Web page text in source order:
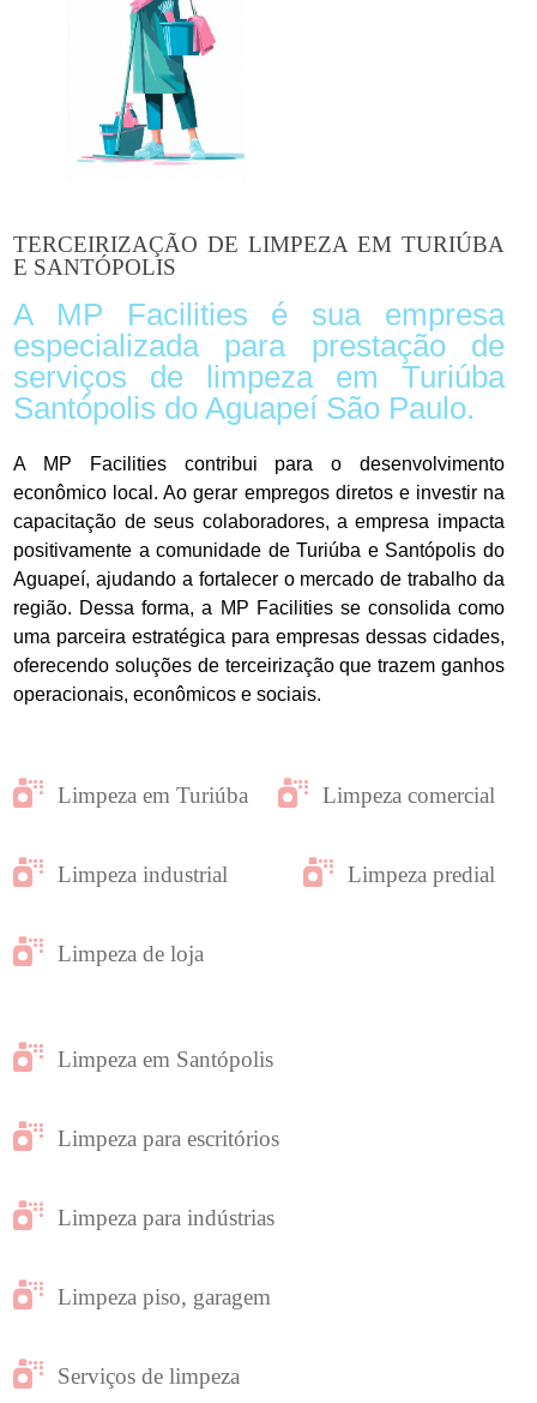
TERCEIRIZAÇÃO DE LIMPEZA EM TURIÚBA
E SANTÓPOLIS
A MP Facilities é sua empresa
especializada para prestação de
serviços de limpeza em Turiúba
Santópolis do Aguapeí São Paulo.
A MP Facilities contribui para o desenvolvimento
econômico local. Ao gerar empregos diretos e investir na
capacitação de seus colaboradores, a empresa impacta
positivamente a comunidade de Turiúba e Santópolis do
Aguapeí, ajudando a fortalecer o mercado de trabalho da
região. Dessa forma, a MP Facilities se consolida como
uma parceira estratégica para empresas dessas cidades,
oferecendo soluções de terceirização que trazem ganhos
operacionais, econômicos e sociais.
Limpeza em Turiúba Limpeza comercial
Limpeza industrial Limpeza predial
Limpeza de loja
Limpeza em Santópolis
Limpeza para escritórios
Limpeza para indústrias
Limpeza piso, garagem
Serviços de limpeza